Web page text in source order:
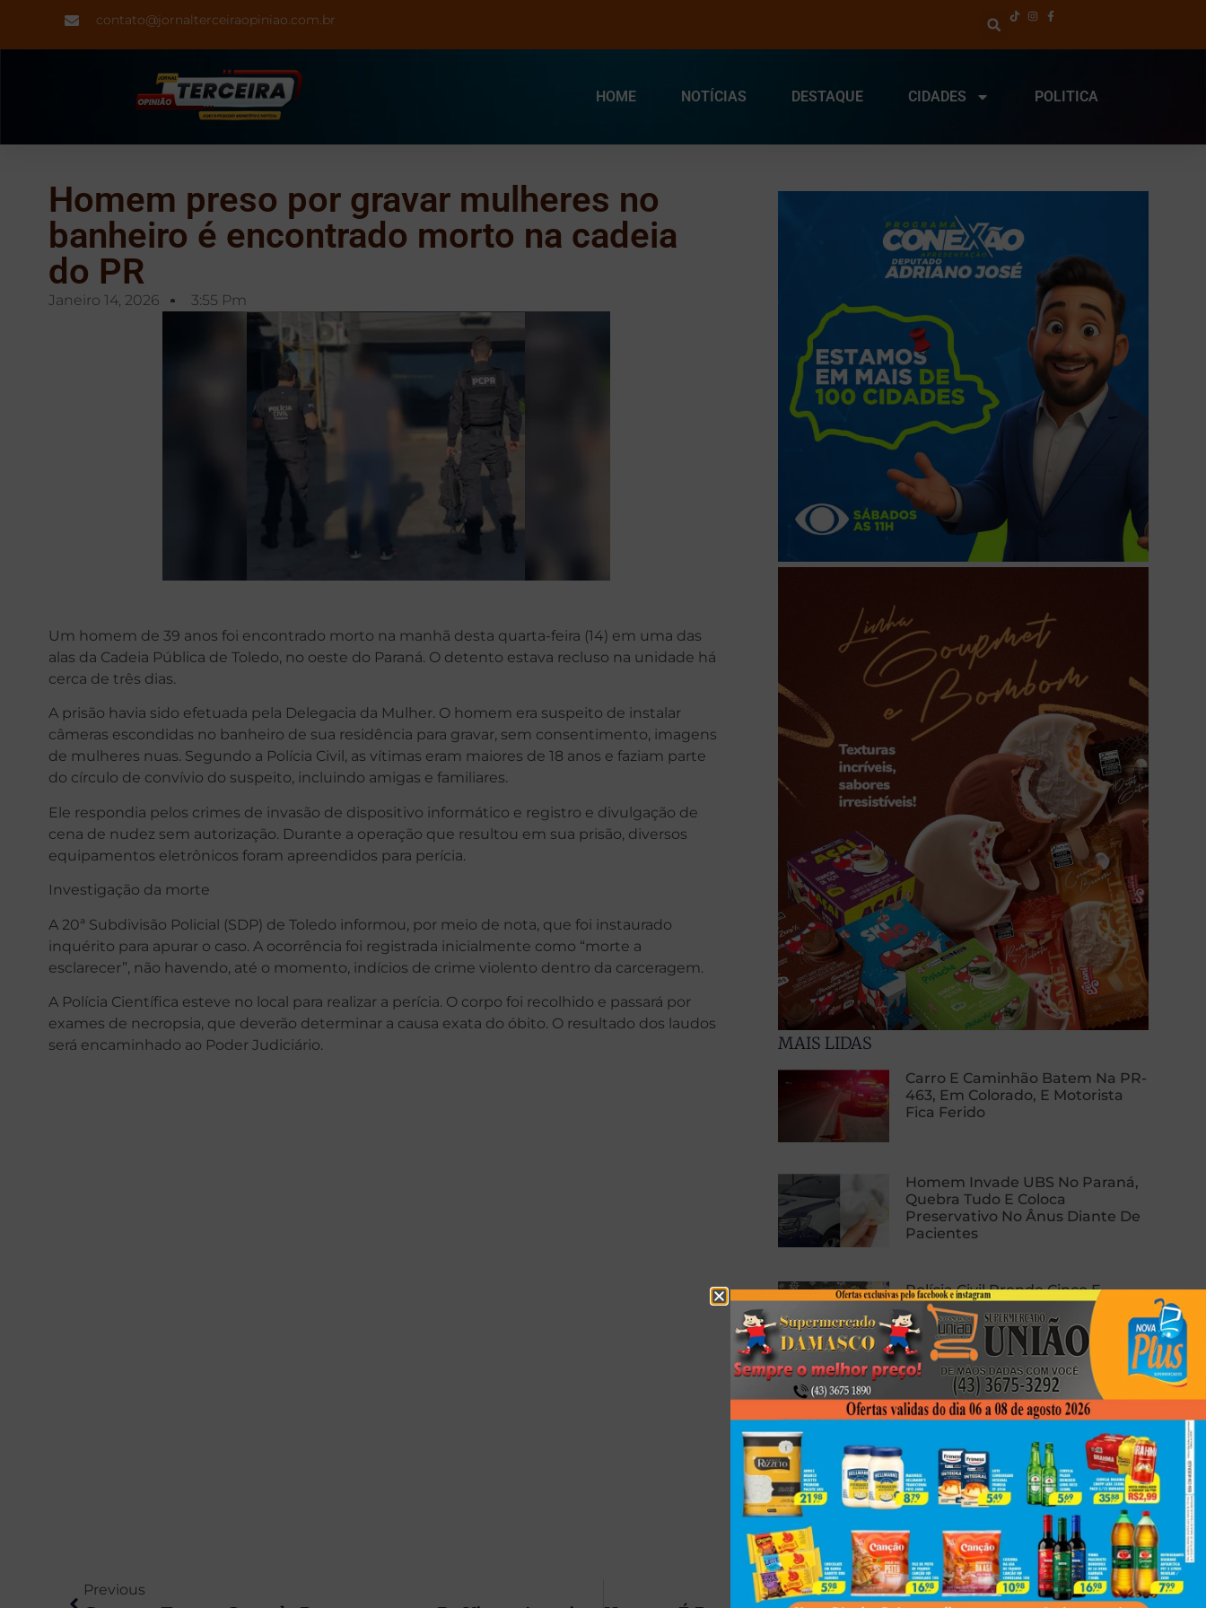
contato@jornalterceiraopiniao.com.br
HOME NOTÍCIAS DESTAQUE CIDADES POLITICA
Homem preso por gravar mulheres no
banheiro é encontrado morto na cadeia
do PR
Janeiro 14, 2026 3:55 Pm
Um homem de 39 anos foi encontrado morto na manhã desta quarta-feira (14) em uma das
alas da Cadeia Pública de Toledo, no oeste do Paraná. O detento estava recluso na unidade há
cerca de três dias.
A prisão havia sido efetuada pela Delegacia da Mulher. O homem era suspeito de instalar
câmeras escondidas no banheiro de sua residência para gravar, sem consentimento, imagens
de mulheres nuas. Segundo a Polícia Civil, as vítimas eram maiores de 18 anos e faziam parte
do círculo de convívio do suspeito, incluindo amigas e familiares.
Ele respondia pelos crimes de invasão de dispositivo informático e registro e divulgação de
cena de nudez sem autorização. Durante a operação que resultou em sua prisão, diversos
equipamentos eletrônicos foram apreendidos para perícia.
Investigação da morte
A 20ª Subdivisão Policial (SDP) de Toledo informou, por meio de nota, que foi instaurado
inquérito para apurar o caso. A ocorrência foi registrada inicialmente como “morte a
esclarecer”, não havendo, até o momento, indícios de crime violento dentro da carceragem.
A Polícia Científica esteve no local para realizar a perícia. O corpo foi recolhido e passará por
exames de necropsia, que deverão determinar a causa exata do óbito. O resultado dos laudos
será encaminhado ao Poder Judiciário.
MAIS LIDAS
Carro E Caminhão Batem Na PR-
463, Em Colorado, E Motorista
Fica Ferido
Homem Invade UBS No Paraná,
Quebra Tudo E Coloca
Preservativo No Ânus Diante De
Pacientes
Polícia Civil Prende Cinco E
Apreende Drogas, Arma E
Munições Em Nova Esperança
Hidrojateamento Perto De Mim:
Limpeza Profunda Para Redes,
Hidráulicos
Previous Next